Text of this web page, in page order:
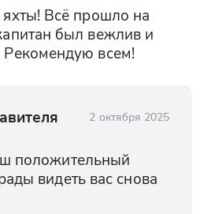
Всё прошло на
был вежлив и
всем!
2 октября 2025
положительный
видеть вас снова